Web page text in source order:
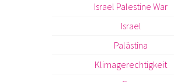
Israel Palestine War
Israel
Palästina
Klimagerechtigkeit